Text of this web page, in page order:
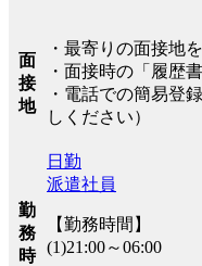
面
接
地
・最寄りの面接地
・面接時の「履歴
・電話での簡易登
しください）
勤
務
時
日勤
派遣社員
【勤務時間】
(1)21:00～06:00